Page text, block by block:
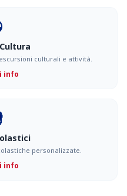
culturali e attività.
info
personalizzate.
info